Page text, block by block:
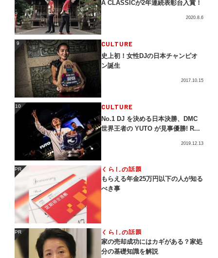
A CLASSICが2年連続表彰台入賞！
2020.8.6
9 CULTURE
史上初！女性DJの日本チャンピオ
ン誕生
2017.10.15
10 CULTURE
No.1 DJ を決める日本決勝、DMC
世界王者の YUTO が見事優勝! R...
2019.12.13
PR くらしの話題
もらえる年金25万円以下の人が知る
べき事
PR くらしの話題
家の売却成功にはカギがある？家処
分の基礎知識を解説